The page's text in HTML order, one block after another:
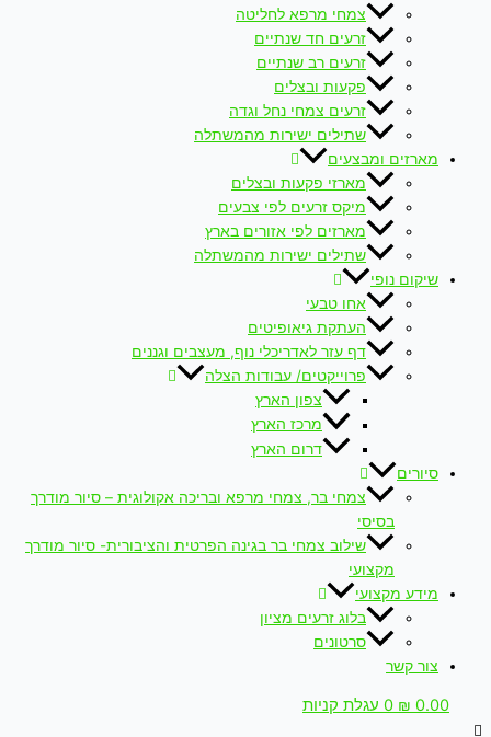
צמחי מרפא לחליטה
זרעים חד שנתיים
זרעים רב שנתיים
פקעות ובצלים
זרעים צמחי נחל וגדה
שתילים ישירות מהמשתלה
מארזים ומבצעים
מארזי פקעות ובצלים
מיקס זרעים לפי צבעים
מארזים לפי אזורים בארץ
שתילים ישירות מהמשתלה
שיקום נופי
אחו טבעי
העתקת גיאופיטים
דף עזר לאדריכלי נוף, מעצבים וגננים
פרוייקטים/ עבודות הצלה
צפון הארץ
מרכז הארץ
דרום הארץ
סיורים
צמחי בר, צמחי מרפא ובריכה אקולוגית – סיור מודרך
בסיסי
שילוב צמחי בר בגינה הפרטית והציבורית- סיור מודרך
מקצועי
מידע מקצועי
בלוג זרעים מציון
סרטונים
צור קשר
₪ 0.00
0 עגלת קניות